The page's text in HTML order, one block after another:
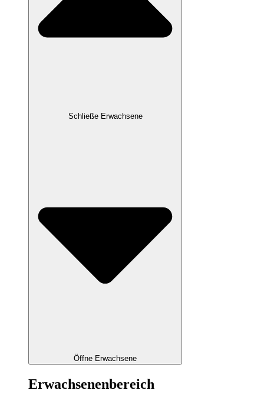
Schließe Erwachsene
Öffne Erwachsene
Erwachsenenbereich